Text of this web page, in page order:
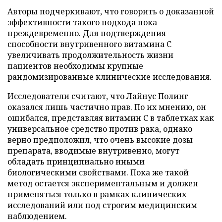
Авторы подчеркивают, что говорить о доказанной
эффективности такого подхода пока
преждевременно. Для подтверждения
способности внутривенного витамина C
увеличивать продолжительность жизни
пациентов необходимы крупные
рандомизированные клинические исследования.
Исследователи считают, что Лайнус Полинг
оказался лишь частично прав. По их мнению, он
ошибался, представляя витамин C в таблетках как
универсальное средство против рака, однако
верно предположил, что очень высокие дозы
препарата, вводимые внутривенно, могут
обладать принципиально иными
биологическими свойствами. Пока же такой
метод остается экспериментальным и должен
применяться только в рамках клинических
исследований или под строгим медицинским
наблюдением.